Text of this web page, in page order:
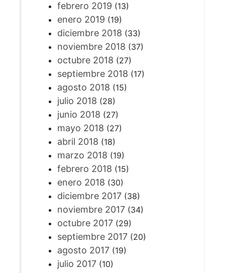
febrero 2019 (13)
enero 2019 (19)
diciembre 2018 (33)
noviembre 2018 (37)
octubre 2018 (27)
septiembre 2018 (17)
agosto 2018 (15)
julio 2018 (28)
junio 2018 (27)
mayo 2018 (27)
abril 2018 (18)
marzo 2018 (19)
febrero 2018 (15)
enero 2018 (30)
diciembre 2017(38)
noviembre 2017(34)
octubre 2017(29)
septiembre 2017(20)
agosto 2017(19)
julio 2017(10)